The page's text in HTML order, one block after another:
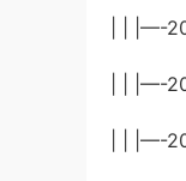
| | |—-
| | |—-
| | |—-